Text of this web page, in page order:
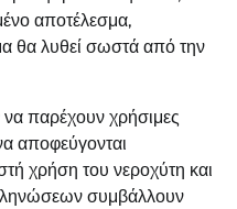
αποτέλεσμα,
θα λυθεί σωστά από την
να παρέχουν χρήσιμες
αποφεύγονται
χρήση του νεροχύτη και
συμβάλλουν